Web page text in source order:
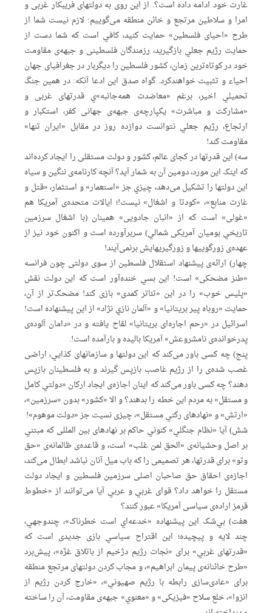
غارت خود ادامه داده است؟. از این روی به دولتهای فریبکار غربی و
امرا و سلاطین مرتجع و خائن منطقه می‌گوییم: لازم نیست شما از
طرح «احیای فلسطین» حمایت کنید، کافي است که شما دست از
حمایت رژیم جعلي بازگیرید، رزمندگان فلسطینی و جبهه‌ی مقاومت
خود در کوتاه‌ترین زمان، کشور فلسطین را دیگربار در جغرافیای جهان
احیاء و تثبیت خواهندکرد. گواه صدق این ادعا آنکه: در همین جنگ
تحمیلي اخیر، برغم «معاضدت همه‌جانبه»ي قدرتهای غربی و
«مشارکت و مباشرت» یکپارچه‌ی جبهه‌ی جهانی کفر، استکبار و
ارتجاع، رژیم جعلي نتوانست دوازده روز در مقابل «ایران تنها»
مقاومت کند!
سه) این قدرتها در کجای عالم، کشور و دولت مستقلی را ایجاد کرده‌اند
که اینک این مورد، دومین آن به شمار آید؟ آنچه کارنامه‌ی ننگین و سیاه
این دولتها را تشکیل می‌دهد، چیزي جز «استعمار» و استثمار، «قتل و
غارت منابع»، «کودتا و اشغال» نیست!؛ ایالات متحده‌ی آمریکا هم
«غولی» است که از «انبان جادویی» همینان (با اشغال سرزمین
تاریخي بومیان آمریکی شمالي) سربرآورده است و اکنون خود نیز از
عهده‌ی زورگوییها و زورگیریهایش برنمی‌آیند!
چهار) ارائه‌ی پیشنهاد استقلال فلسطین از سوی دولتی چون فرانسه
«طنز مضحکی» است! این بسي خنده‌آور است که این دولت نقش
«پلیس خوب» را در این «تئاتر کمدی» بازی کند! مضحک‌تر از آن،
حمایت «روباه پیر بریتانیا» و «آلمان نازي نژاد» از این پیشنهاده است!
اسرائیل در «رحم اجاره‌ای بریتانیا» لقاح یافته و در «دامان آلوده‌ی
پدرخوانده‌ی نامشروعش» آمریکا بالیده و بارآمده است!.
پنج) چه کسی باور می‌کند که این دولتها و سازمانهای کذايي، اراضی
غصب شده‌ی را از رژیم غاصب بازپس گیرند و به فلسطینان بازپس
دهند؟ چه کسی باور می‌کند که اینان اجازه‌ی ایجاد ارکان «دولتي کامل
و مستقل» به مردم این خطه را بدهند؟ و الا «کشور» بدون «سرزمین»،
«ارتش» و «نهادهای رکني مستقل»، چیزی نسیت جز «دولت موهوم»!
شش) آیا «نظام جنگلي» کنوني حاکم بر نهادهای بین المللی که مبتني
بر اصل وحشیانه‌ی «الحق لمن غلب» است، و قاعده‌ی ظالمانه‌ی «حق
وتو» برای قدرتها، هر تصمیمی را که باب میل آنان نباشد ابطال می‌کند،
اجازه‌ی احقاق حق صاحبان اصلی سرزمین فلسطین و ایجاد دولت
مستقل را خواهد داد؟ قوای غربي و عربي آیا می‌توانند از «خطوط
قرمز اراده‌ی سیاسی آمریکا» عبور کنند؟
هفت) بي‌شک این پیشنهاده «خدعه‌اي است خطرناک»، چندوجهي،
چند لایه و پیچیده؛ این اقتراح سیاسي بازی جدیدی است که
«قدرتهای غربي» برای «نجات رژیم دژخیم از باتلاق غزّه»، پیش‌برد
«طرح خائنانه‌ی پیمان ابراهیم»، و مجاب کردن دولتهای مرتجع منطقه
برای «عادی‌سازی رابطه‌ با رژیم صهیوني»، «خارج کردن رژیم از
انزوا»، خلع سلاح «فیزیکی» و «معنوي» جبهه‌ی مقاومت، آن را ساخته